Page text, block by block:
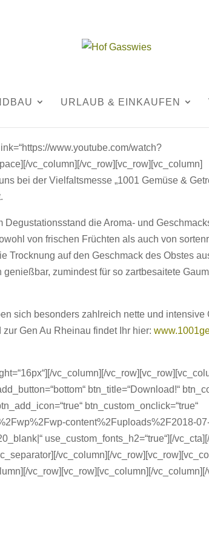
URLAUB & EINKAUFEN
www.youtube.com/watch?
vc_column][/vc_row][vc_row][vc_column]
bei der Vielfaltsmesse „1001 Gemüse &
die Aroma- und
von frischen Früchten als auch von
Trocknung auf den Geschmack des Obstes
zumindest für so zartbesaitete
sich besonders zahlreich nette und intensive
zur Gen Au Rheinau findet Ihr hier:
vc_column][/
btn_title=“Download!“
btn_custom_onclick=“true“
content%2Fuploads%2F2018-
use_custom_fonts_h2=“true“][/
vc_column][/
vc_row][vc_row][vc_column][/vc_column][/